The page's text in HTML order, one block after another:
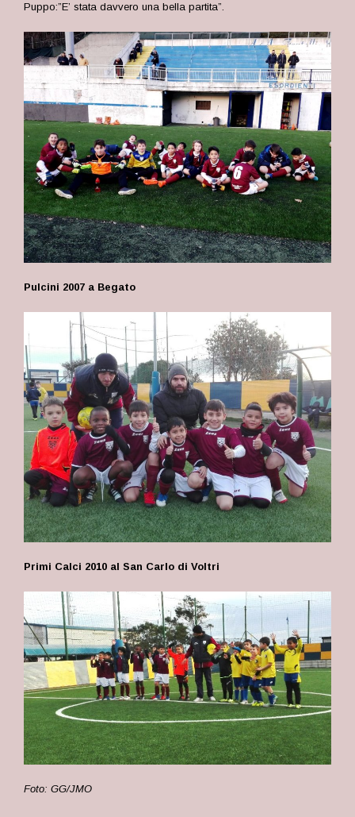
Puppo:”E’ stata davvero una bella partita”.
Pulcini 2007 a Begato
Primi Calci 2010 al San Carlo di Voltri
Foto: GG/JMO